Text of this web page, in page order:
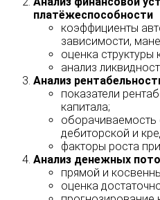
платёжеспособности
коэффициенты
зависимости,
оценка структуры
анализ
Анализ
показатели
капитала;
оборачиваемость
дебиторской и
факторы роста
Анализ денежных
прямой и
оценка